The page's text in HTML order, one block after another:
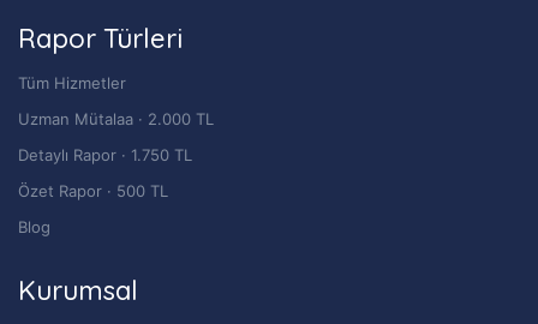
Rapor Türleri
Tüm Hizmetler
Uzman Mütalaa · 2.000 TL
Detaylı Rapor · 1.750 TL
Özet Rapor · 500 TL
Blog
Kurumsal